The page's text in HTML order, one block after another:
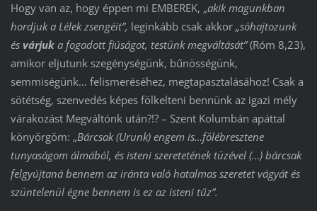
Hogy van az, hogy éppen mi EMBEREK, „akik magunkban
hordjuk a Lélek zsengéit”, leginkább csak akkor„sóhajtozunk
és várjuka fogadott fiúságot, testünk megváltását”(Róm 8,23),
amikor eljutunk szegénységünk, bűnösségünk,
semmiségünk… felismeréséhez, megtapasztalásához! Csak a
sötétség, szenvedés képes fölkelteni bennünk az igazi mély
várakozást Megváltónk után?!? – Szent Kolumbán apáttal
könyörgöm: „Bárcsak (Urunk) engem is…fölébresztene
tunyaságom álmából, és isteni szeretetének tüzével (…) bárcsak
felgyújtaná bennem az iránta való hatalmas szeretet vágyát és
szüntelenül égne bennem is ez az isteni tűz”.